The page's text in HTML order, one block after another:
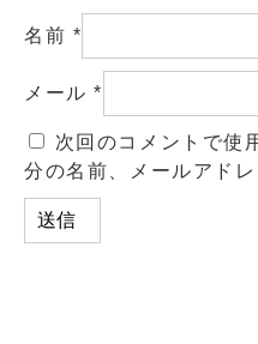
名前 *
メール*
次回のコメントで使
分の名前、メールアド